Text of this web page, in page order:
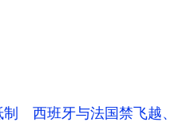
西班牙与法国禁飞越、